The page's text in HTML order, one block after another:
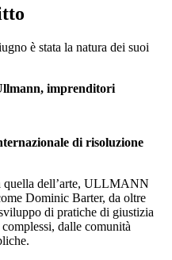
è stata la natura dei suoi
imprenditori
di risoluzione
quella dell’arte, ULLMANN
Dominic Barter, da oltre
di pratiche di giustizia
dalle comunità